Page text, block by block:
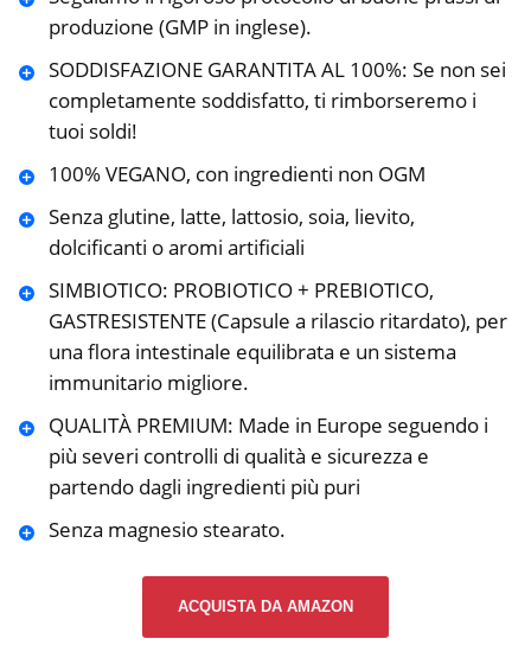
produzione (GMP in inglese).
SODDISFAZIONE GARANTITA AL 100%: Se non sei
completamente soddisfatto, ti rimborseremo i
tuoi soldi!
100% VEGANO, con ingredienti non OGM
Senza glutine, latte, lattosio, soia, lievito,
dolcificanti o aromi artificiali
SIMBIOTICO: PROBIOTICO + PREBIOTICO,
GASTRESISTENTE (Capsule a rilascio ritardato), per
una flora intestinale equilibrata e un sistema
immunitario migliore.
QUALITÀ PREMIUM: Made in Europe seguendo i
più severi controlli di qualità e sicurezza e
partendo dagli ingredienti più puri
Senza magnesio stearato.
ACQUISTA DA AMAZON